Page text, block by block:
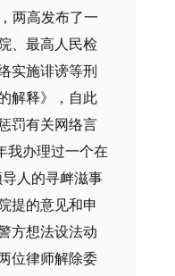
两高发布了一
、最高人民检
实施诽谤等刑
解释》，自此
罚有关网络言
办理过一个在
人的寻衅滋事
提的意见和申
方想法设法动
位律师解除委